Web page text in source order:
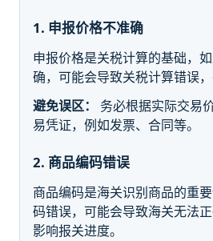
1. 申报价格不准确
申报价格是关税计算的基础，
确，可能会导致关税计算错误，
避免误区：
务必根据实际交易
易凭证，例如发票、合同等。
2. 商品编码错误
商品编码是海关识别商品的重
码错误，可能会导致海关无法
影响报关进度。